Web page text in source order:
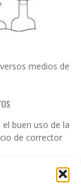
medios de
buen uso de la
de corrector